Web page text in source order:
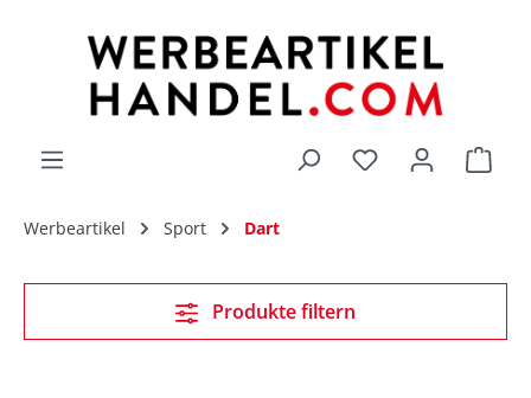
Du hast 0
Werbeartikel Sport Dart
Produkte filtern